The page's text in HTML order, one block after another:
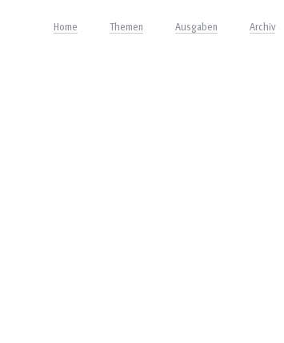
Home Themen Ausgaben Archiv